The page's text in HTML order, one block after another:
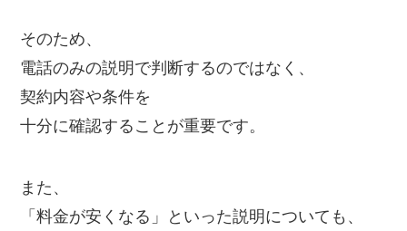
そのため、
電話のみの説明で判断するのではなく、
契約内容や条件を
十分に確認することが重要です。
また、
「料金が安くなる」といった説明についても、